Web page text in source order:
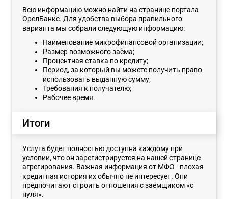
Всю информацию можно найти на странице портала
ОрелБанкс. Для удобства выбора правильного
варианта мы собрали следующую информацию:
Наименование микрофинансовой организации;
Размер возможного заёма;
Процентная ставка по кредиту;
Период, за который вы можете получить право
использовать выданную сумму;
Требования к получателю;
Рабочее время.
Итоги
Услуга будет полностью доступна каждому при
условии, что он зарегистрируется на нашей странице
агрегирования. Важная информация от МФО - плохая
кредитная история их обычно не интересует. Они
предпочитают строить отношения с заемщиком «с
нуля».